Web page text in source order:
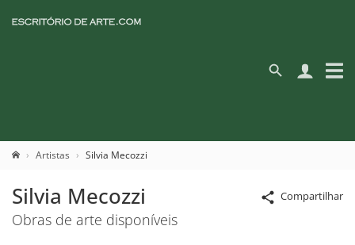
Artistas Silvia Mecozzi
Compartilhar
Silvia Mecozzi
Obras de arte disponíveis